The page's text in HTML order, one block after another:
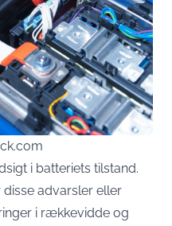
i batteriets tilstand.
advarsler eller
i rækkevidde og